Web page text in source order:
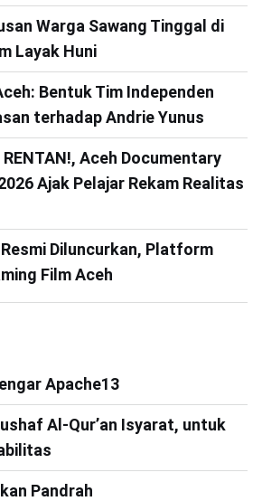
Warga Sawang Tinggal di
Layak Huni
Bentuk Tim Independen
terhadap Andrie Yunus
Aceh Documentary
Ajak Pelajar Rekam Realitas
Diluncurkan, Platform
Film Aceh
Apache13
Al-Qur’an Isyarat, untuk
Pandrah